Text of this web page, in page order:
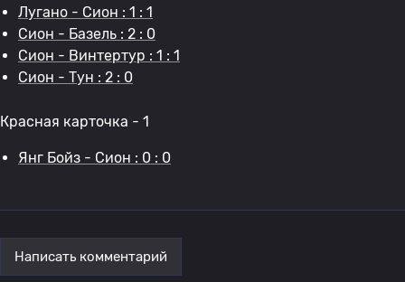
Лугано - Сион : 1 : 1
Сион - Базель : 2 : 0
Сион - Винтертур : 1 : 1
Сион - Тун : 2 : 0
Красная карточка - 1
Янг Бойз - Сион : 0 : 0
Написать комментарий